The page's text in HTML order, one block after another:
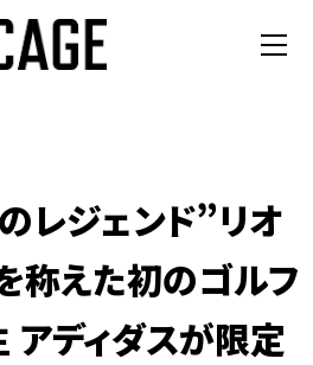
レジェンド”リオ
称えた初のゴルフ
アディダスが限定